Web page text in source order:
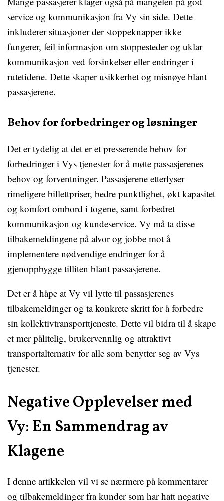
service og kommunikasjon fra Vy sin side. Dette
inkluderer situasjoner der stoppeknapper ikke
fungerer, feil informasjon om stoppesteder og uklar
kommunikasjon ved forsinkelser eller endringer i
rutetidene. Dette skaper usikkerhet og misnøye blant
passasjerene.
Behov for forbedringer og løsninger
Det er tydelig at det er et presserende behov for
forbedringer i Vys tjenester for å møte passasjerenes
behov og forventninger. Passasjerene etterlyser
rimeligere billettpriser, bedre punktlighet, økt kapasitet
og komfort ombord i togene, samt forbedret
kommunikasjon og kundeservice. Vy må ta disse
tilbakemeldingene på alvor og jobbe mot å
implementere nødvendige endringer for å
gjenoppbygge tilliten blant passasjerene.
Det er å håpe at Vy vil lytte til passasjerenes
tilbakemeldinger og ta konkrete skritt for å forbedre
sin kollektivtransporttjeneste. Dette vil bidra til å skape
et mer pålitelig, brukervennlig og attraktivt
transportalternativ for alle som benytter seg av Vys
tjenester.
Negative Opplevelser med
Vy: En Sammendrag av
Klagene
I denne artikkelen vil vi se nærmere på kommentarer
og tilbakemeldinger fra kunder som har hatt negative